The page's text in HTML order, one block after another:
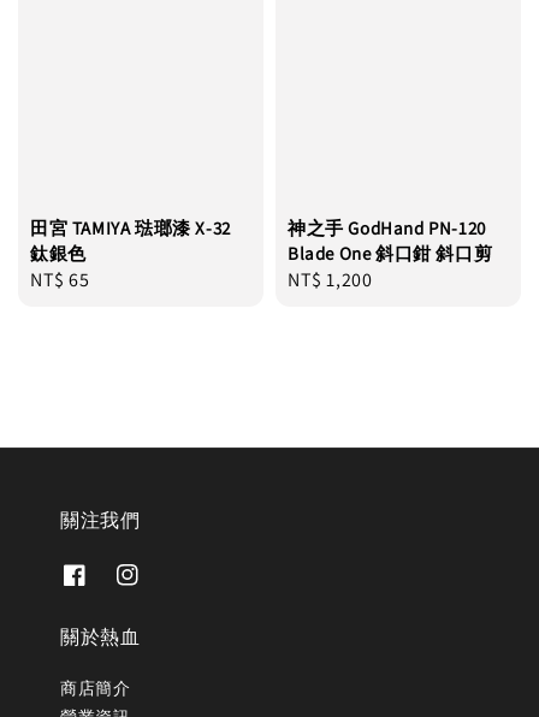
田宮 TAMIYA 琺瑯漆 X-32
鈦銀色
Regular
NT$ 65
神之手 GodHand PN-120
Blade One 斜口鉗 斜口剪
Regular
NT$ 1,200
關注我們
關於熱血
商店簡介